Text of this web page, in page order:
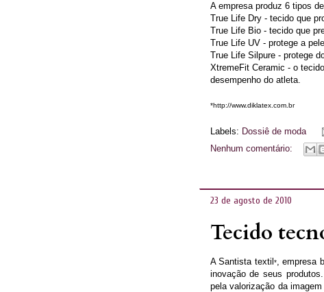
A empresa produz 6 tipos
True Life Dry - tecido que
True Life Bio - tecido que
True Life UV - protege a
True Life Silpure - protege
XtremeFit Ceramic - o
desempenho do atleta.
*http://www.diklatex.com.br
Labels: Dossiê de moda
Nenhum comentário:
23 de agosto de 2010
Tecido
A Santista textil *, empresa
inovação de seus
pela valorização da